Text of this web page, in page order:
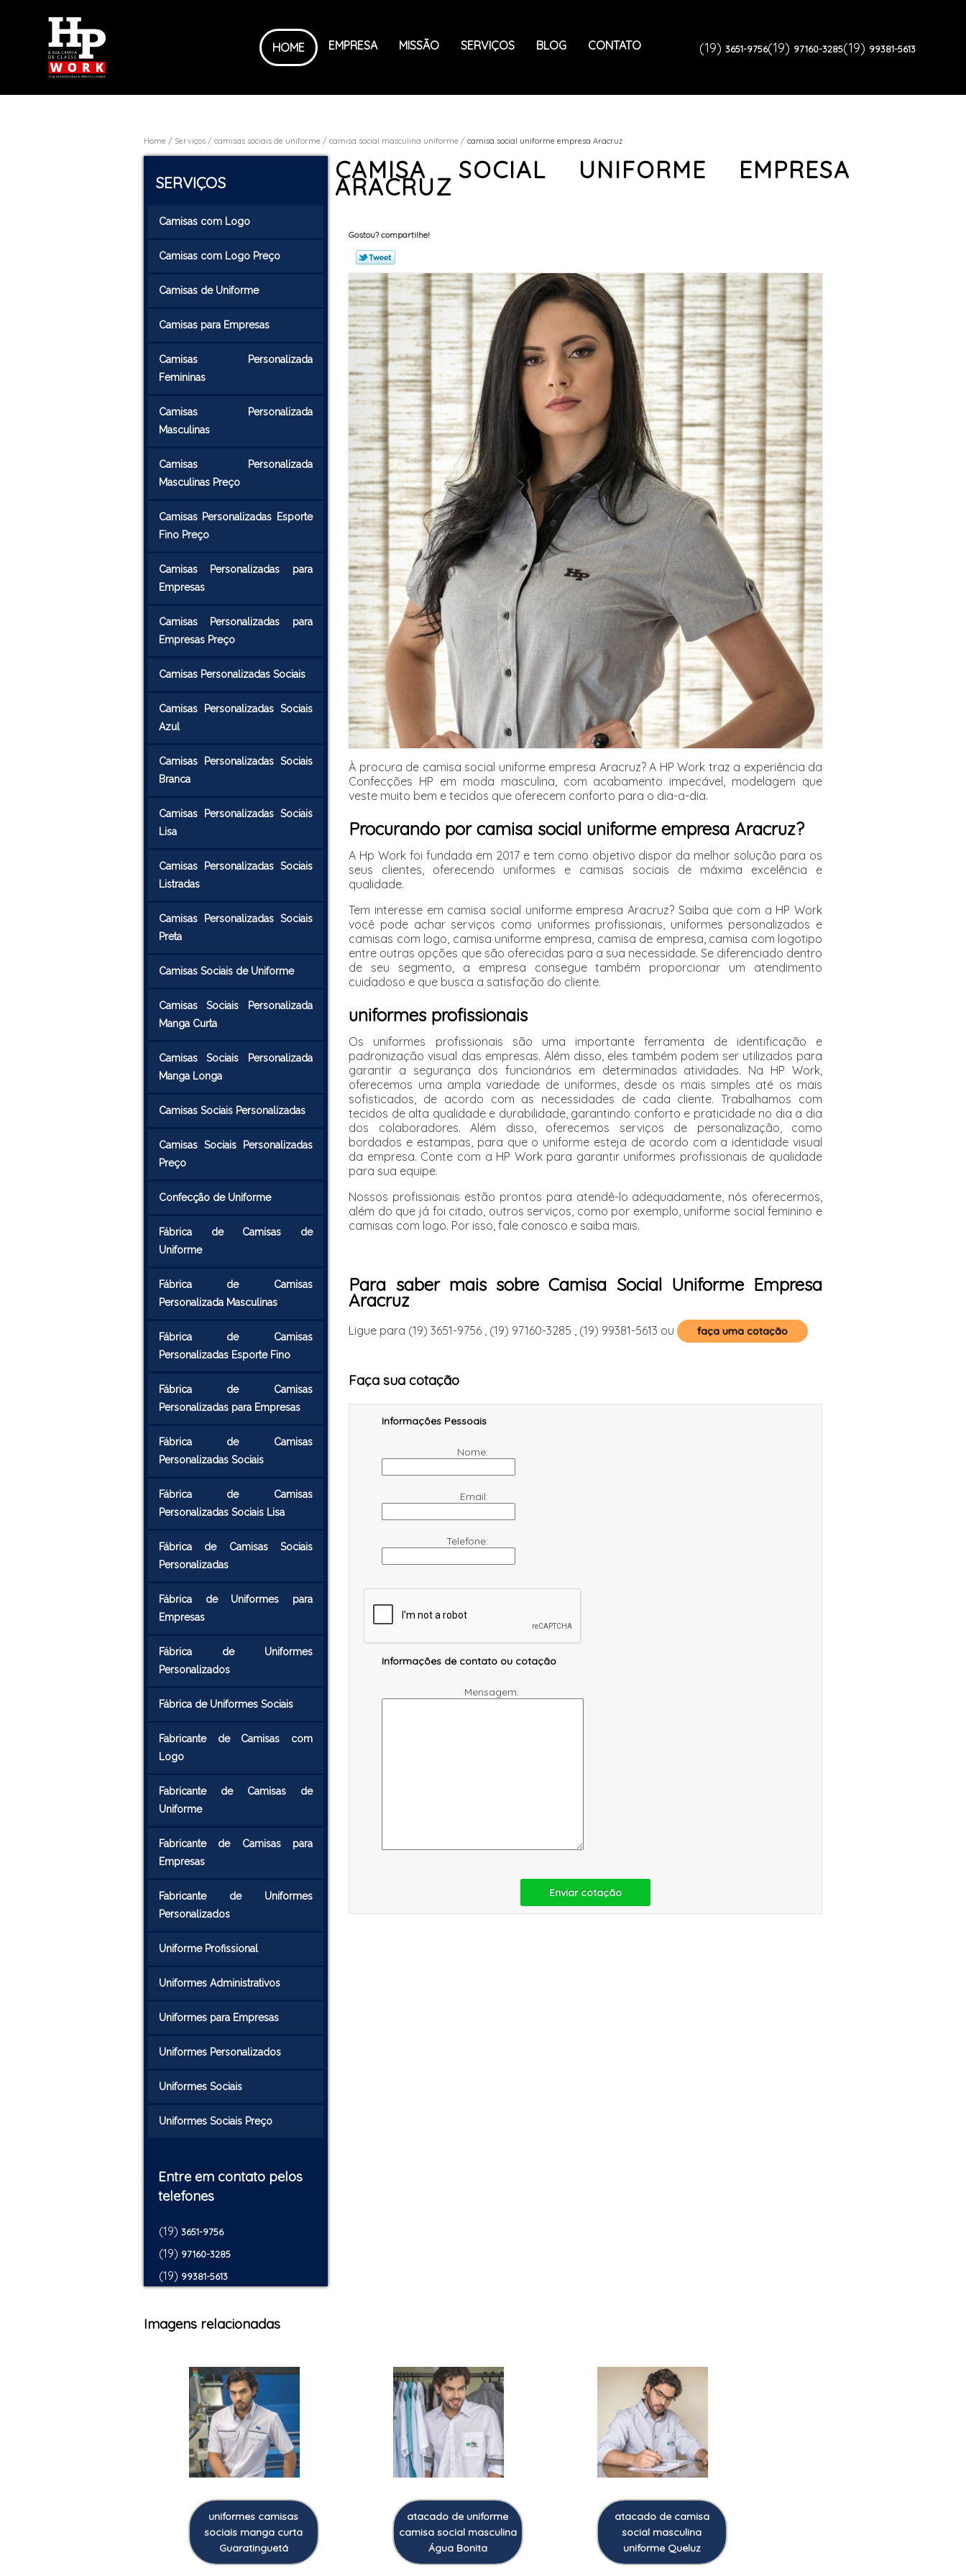
HOME EMPRESA MISSÃO SERVIÇOS BLOG CONTATO (19) 3651-9756(19) 97160-3285(19) 99381-5613
Home Serviços camisas sociais de uniforme camisa social masculina uniforme camisa social uniforme empresa Aracruz
SERVIÇOS
Camisas com Logo
Camisas com Logo Preço
Camisas de Uniforme
Camisas para Empresas
Camisas Personalizada
Femininas
Camisas Personalizada
Masculinas
Camisas Personalizada
Masculinas Preço
Camisas Personalizadas Esporte
Fino Preço
Camisas Personalizadas para
Empresas
Camisas Personalizadas para
Empresas Preço
Camisas Personalizadas Sociais
Camisas Personalizadas Sociais
Azul
Camisas Personalizadas Sociais
Branca
Camisas Personalizadas Sociais
Lisa
Camisas Personalizadas Sociais
Listradas
Camisas Personalizadas Sociais
Preta
Camisas Sociais de Uniforme
Camisas Sociais Personalizada
Manga Curta
Camisas Sociais Personalizada
Manga Longa
Camisas Sociais Personalizadas
Camisas Sociais Personalizadas
Preço
Confecção de Uniforme
Fábrica de Camisas de
Uniforme
Fábrica de Camisas
Personalizada Masculinas
Fábrica de Camisas
Personalizadas Esporte Fino
Fábrica de Camisas
Personalizadas para Empresas
Fábrica de Camisas
Personalizadas Sociais
Fábrica de Camisas
Personalizadas Sociais Lisa
Fábrica de Camisas Sociais
Personalizadas
Fábrica de Uniformes para
Empresas
Fábrica de Uniformes
Personalizados
Fábrica de Uniformes Sociais
Fabricante de Camisas com
Logo
Fabricante de Camisas de
Uniforme
Fabricante de Camisas para
Empresas
Fabricante de Uniformes
Personalizados
Uniforme Profissional
Uniformes Administrativos
Uniformes para Empresas
Uniformes Personalizados
Uniformes Sociais
Uniformes Sociais Preço
Entre em contato pelos
telefones
(19)3651-9756
(19) 97160-3285
(19) 99381-5613
CAMISA SOCIAL UNIFORME EMPRESA
ARACRUZ
Gostou? compartilhe!
À procura de camisa social uniforme empresa Aracruz? A HP Work traz a experiência da
Confecções HP em moda masculina, com acabamento impecável, modelagem que
veste muito bem e tecidos que oferecem conforto para o dia-a-dia.
Procurando por camisa social uniforme empresa Aracruz?
A Hp Work foi fundada em 2017 e tem como objetivo dispor da melhor solução para os
seus clientes, oferecendo uniformes e camisas sociais de máxima excelência e
qualidade.
Tem interesse em camisa social uniforme empresa Aracruz? Saiba que com a HP Work
você pode achar serviços como uniformes profissionais, uniformes personalizados e
camisas com logo, camisa uniforme empresa, camisa de empresa, camisa com logotipo
entre outras opções que são oferecidas para a sua necessidade. Se diferenciado dentro
de seu segmento, a empresa consegue também proporcionar um atendimento
cuidadoso e que busca a satisfação do cliente.
uniformes profissionais
Os uniformes profissionais são uma importante ferramenta de identificação e
padronização visual das empresas. Além disso, eles também podem ser utilizados para
garantir a segurança dos funcionários em determinadas atividades. Na HP Work,
oferecemos uma ampla variedade de uniformes, desde os mais simples até os mais
sofisticados, de acordo com as necessidades de cada cliente. Trabalhamos com
tecidos de alta qualidade e durabilidade, garantindo conforto e praticidade no dia a dia
dos colaboradores. Além disso, oferecemos serviços de personalização, como
bordados e estampas, para que o uniforme esteja de acordo com a identidade visual
da empresa. Conte com a HP Work para garantir uniformes profissionais de qualidade
para sua equipe.
Nossos profissionais estão prontos para atendê-lo adequadamente, nós oferecermos,
além do que já foi citado, outros serviços, como por exemplo, uniforme social feminino e
camisas com logo. Por isso, fale conosco e saiba mais.
Para saber mais sobre Camisa Social Uniforme Empresa
Aracruz
Ligue para (19) 3651-9756 , (19) 97160-3285 , (19) 99381-5613 ou faça uma cotação
Faça sua cotação
Informações Pessoais
Nome:
Email:
Telefone:
Informações de contato ou cotação
Mensagem:
Enviar cotação
Imagens relacionadas
uniformes camisas
sociais manga curta
Guaratinguetá
atacado de uniforme
camisa social masculina
Água Bonita
atacado de camisa
social masculina
uniforme Queluz